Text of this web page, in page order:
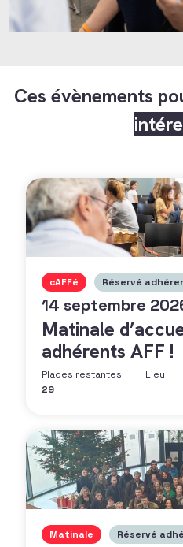
Ces évènements
cAFFé Réservé
14 septembre
Matinale
adhérents AFF !
Places restantes
29
Lieu
Matinale Réservé